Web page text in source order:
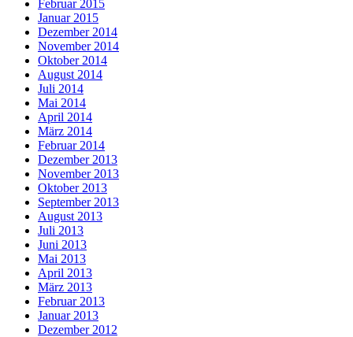
Februar 2015
Januar 2015
Dezember 2014
November 2014
Oktober 2014
August 2014
Juli 2014
Mai 2014
April 2014
März 2014
Februar 2014
Dezember 2013
November 2013
Oktober 2013
September 2013
August 2013
Juli 2013
Juni 2013
Mai 2013
April 2013
März 2013
Februar 2013
Januar 2013
Dezember 2012